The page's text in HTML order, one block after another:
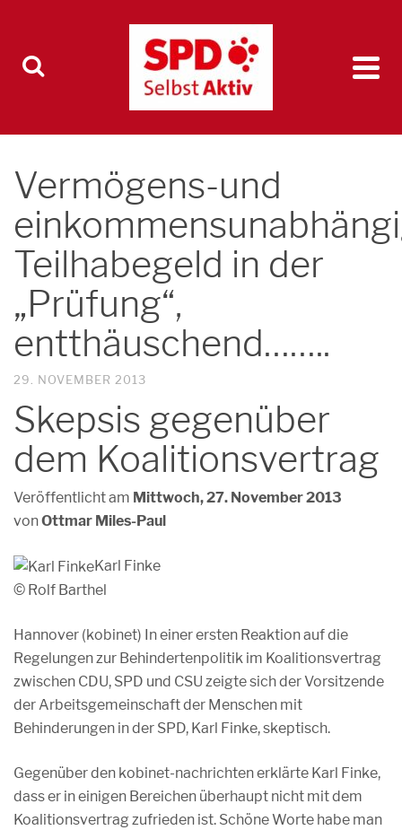
Vermögens-und
Teilhabegeld in der
„Prüfung“,
entthäuschend……..
29. NOVEMBER 2013
Skepsis gegenüber
dem Koalitionsvertrag
Veröffentlicht am Mittwoch, 27. November 2013
vonOttmar Miles-Paul
Karl Finke
© Rolf Barthel
Hannover (kobinet) In einer ersten Reaktion auf die
Regelungen zur Behindertenpolitik im Koalitionsvertrag
zwischen CDU, SPD und CSU zeigte sich der Vorsitzende
der Arbeitsgemeinschaft der Menschen mit
Behinderungen in der SPD, Karl Finke, skeptisch.
Gegenüber den kobinet-nachrichten erklärte Karl Finke,
dass er in einigen Bereichen überhaupt nicht mit dem
Koalitionsvertrag zufrieden ist. Schöne Worte habe man